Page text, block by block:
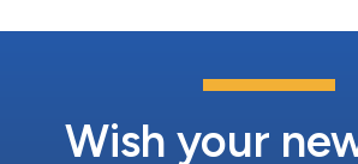
Wish your